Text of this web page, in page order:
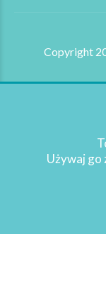
Copyright
Używaj go